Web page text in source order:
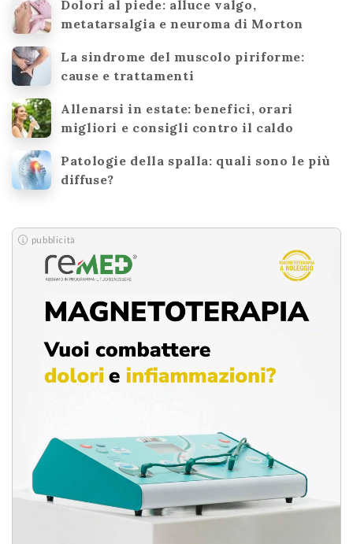
Dolori al piede: alluce valgo,
metatarsalgia e neuroma di Morton
La sindrome del muscolo piriforme:
cause e trattamenti
Allenarsi in estate: benefici, orari
migliori e consigli contro il caldo
Patologie della spalla: quali sono le più
diffuse?
pubblicità